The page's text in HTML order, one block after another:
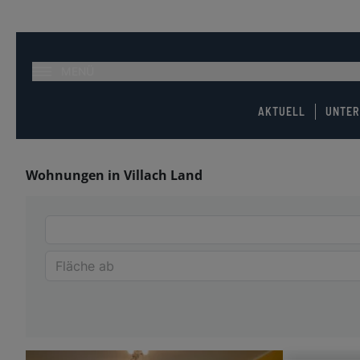
AKTUELL
Wohnungen in Villach Land